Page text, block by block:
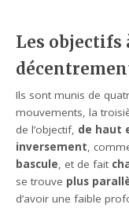
Les objectifs
Ils sont munis de
mouvements, la
de l’objectif, de haut
inversement,
bascule, et de fait
se trouve plus
d’avoir une faible